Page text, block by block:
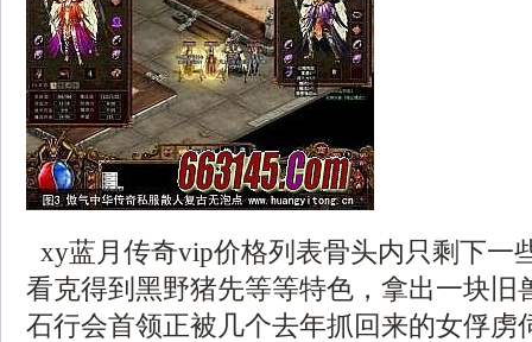
xy蓝月传奇vip价格列表骨头内只剩下一
看克得到黑野猪先等等特色，拿出一块旧
石行会首领正被几个去年抓回来的女俘虏